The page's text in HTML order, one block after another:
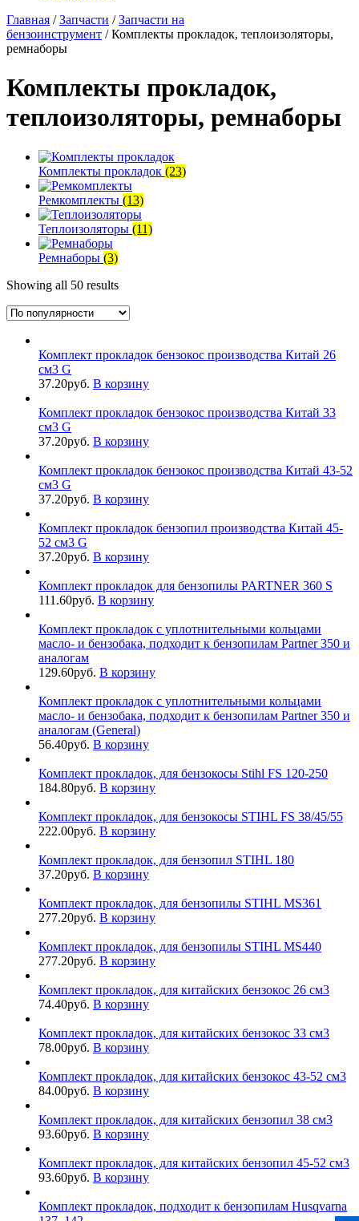
Главная /Запчасти /Запчасти на
бензоинструмент / Комплекты прокладок, теплоизоляторы,
ремнаборы
Комплекты прокладок,
теплоизоляторы, ремнаборы
Комплекты прокладок (23)
Ремкомплекты (13)
Теплоизоляторы (11)
Ремнаборы (3)
Showing all 50 results
Комплект прокладок бензокос производства Китай 26
см3 G
37.20руб. В корзину
Комплект прокладок бензокос производства Китай 33
см3 G
37.20руб. В корзину
Комплект прокладок бензокос производства Китай 43-52
см3 G
37.20руб. В корзину
Комплект прокладок бензопил производства Китай 45-
52 см3 G
37.20руб. В корзину
Комплект прокладок для бензопилы PARTNER 360 S
111.60руб. В корзину
Комплект прокладок с уплотнительными кольцами
масло- и бензобака, подходит к бензопилам Partner 350 и
аналогам
129.60руб. В корзину
Комплект прокладок с уплотнительными кольцами
масло- и бензобака, подходит к бензопилам Partner 350 и
аналогам (General)
56.40руб. В корзину
Комплект прокладок, для бензокосы Stihl FS 120-250
184.80руб. В корзину
Комплект прокладок, для бензокосы STIHL FS 38/45/55
222.00руб. В корзину
Комплект прокладок, для бензопил STIHL 180
37.20руб. В корзину
Комплект прокладок, для бензопилы STIHL MS361
277.20руб. В корзину
Комплект прокладок, для бензопилы STIHL MS440
277.20руб. В корзину
Комплект прокладок, для китайских бензокос 26 см3
74.40руб. В корзину
Комплект прокладок, для китайских бензокос 33 см3
78.00руб. В корзину
Комплект прокладок, для китайских бензокос 43-52 см3
84.00руб. В корзину
Комплект прокладок, для китайских бензопил 38 см3
93.60руб. В корзину
Комплект прокладок, для китайских бензопил 45-52 см3
93.60руб. В корзину
Комплект прокладок, подходит к бензопилам Husqvarna